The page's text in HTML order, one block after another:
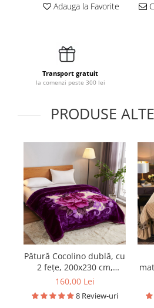
Adauga la Favorite
Transport gratuit
la comenzi peste 300 lei
PRODUSE
Pătură Cocolino dublă, cu
2 fețe, 200x230 cm,
PDD02
160,00 Lei
8 Review-uri